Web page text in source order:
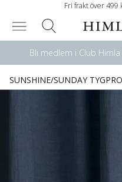
Fri frakt över 499
Bli medlem i Club
SUNSHINE/SUNDAY